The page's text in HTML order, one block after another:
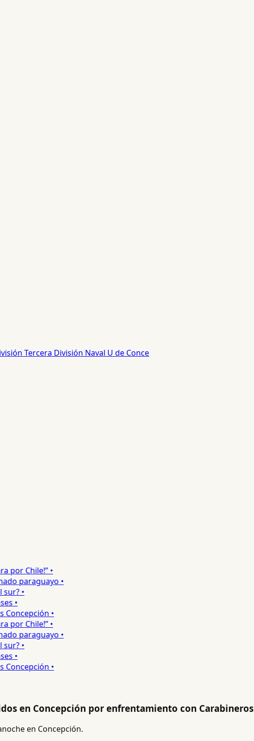
Tercera División Naval U de Conce
Chile!” •
paraguayo •
•
•
•
Chile!” •
paraguayo •
•
•
•
en Concepción por enfrentamiento con Carabineros
en Concepción.